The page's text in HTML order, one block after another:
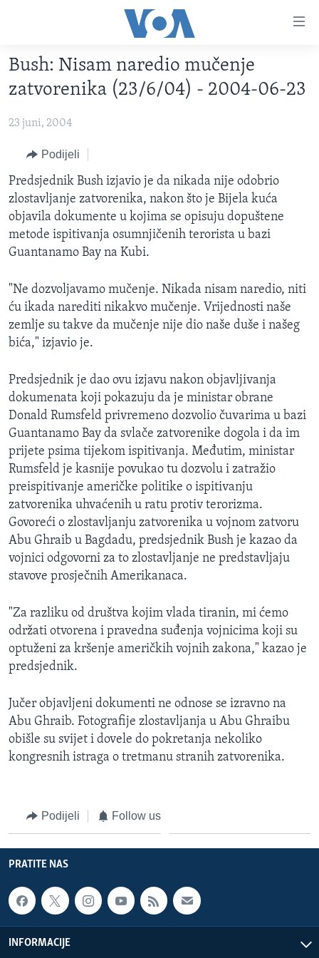
glavni
sadržaj
na
navigaciju
Idi
na
pretragu
FOTOGRAFIJE DANA
VIJESTI
SJEDINJENE AMERIČKE DRŽAVE
BOSNA I HERCEGOVINA
SVIJET
NAUKA I TEHNOLOGIJA
SPECIJALNI PROJEKTI
KORUPCIJA
SLOBODA MEDIJA
ŽENSKA STRANA
IZBJEGLIČKA STRANA
MAGAZIN
Learning English
PRATITE NAS
Jezici
Bush: Nisam naredio mučenje
zatvorenika (23/6/04) - 2004-06-23
23 juni, 2004
Podijeli
Predsjednik Bush izjavio je da nikada nije odobrio
zlostavljanje zatvorenika, nakon što je Bijela kuća
objavila dokumente u kojima se opisuju dopuštene
metode ispitivanja osumnjičenih terorista u bazi
Guantanamo Bay na Kubi.
"Ne dozvoljavamo mučenje. Nikada nisam naredio, niti
ću ikada narediti nikakvo mučenje. Vrijednosti naše
zemlje su takve da mučenje nije dio naše duše i našeg
bića," izjavio je.
Predsjednik je dao ovu izjavu nakon objavljivanja
dokumenata koji pokazuju da je ministar obrane
Donald Rumsfeld privremeno dozvolio čuvarima u bazi
Guantanamo Bay da svlače zatvorenike dogola i da im
prijete psima tijekom ispitivanja. Međutim, ministar
Rumsfeld je kasnije povukao tu dozvolu i zatražio
preispitivanje američke politike o ispitivanju
zatvorenika uhvaćenih u ratu protiv terorizma.
Govoreći o zlostavljanju zatvorenika u vojnom zatvoru
Abu Ghraib u Bagdadu, predsjednik Bush je kazao da
vojnici odgovorni za to zlostavljanje ne predstavljaju
stavove prosječnih Amerikanaca.
"Za razliku od društva kojim vlada tiranin, mi ćemo
održati otvorena i pravedna suđenja vojnicima koji su
optuženi za kršenje američkih vojnih zakona," kazao je
predsjednik.
Jučer objavljeni dokumenti ne odnose se izravno na
Abu Ghraib. Fotografije zlostavljanja u Abu Ghraibu
obišle su svijet i dovele do pokretanja nekoliko
kongresnih istraga o tretmanu stranih zatvorenika.
Podijeli Follow us
PRATITE NAS
INFORMACIJE